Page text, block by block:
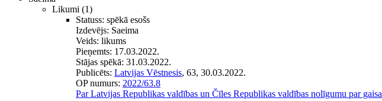
Likumi (1)
Statuss: spēkā esošs
Izdevējs: Saeima
Veids: likums
Pieņemts: 17.03.2022.
Stājas spēkā: 31.03.2022.
Publicēts: Latvijas Vēstnesis, 63, 30.03.2022.
OP numurs: 2022/63.8
Par Latvijas Republikas valdības un Čīles Republikas valdības nolīgumu par gaisa